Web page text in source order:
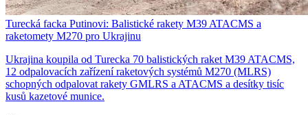
Turecká facka Putinovi: Balistické rakety M39 ATACMS a
raketomety M270 pro Ukrajinu
Ukrajina koupila od Turecka 70 balistických raket M39 ATACMS,
12 odpalovacích zařízení raketových systémů M270 (MLRS)
schopných odpalovat rakety GMLRS a ATACMS a desítky tisíc
kusů kazetové munice.